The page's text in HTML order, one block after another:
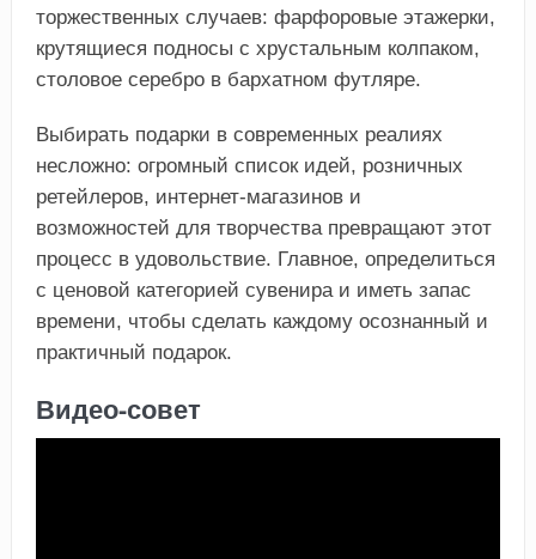
торжественных случаев: фарфоровые этажерки,
крутящиеся подносы с хрустальным колпаком,
столовое серебро в бархатном футляре.
Выбирать подарки в современных реалиях
несложно: огромный список идей, розничных
ретейлеров, интернет-магазинов и
возможностей для творчества превращают этот
процесс в удовольствие. Главное, определиться
с ценовой категорией сувенира и иметь запас
времени, чтобы сделать каждому осознанный и
практичный подарок.
Видео-совет